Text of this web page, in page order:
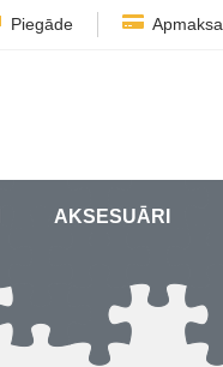
Piegāde Apmaksa
AKSESUĀRI